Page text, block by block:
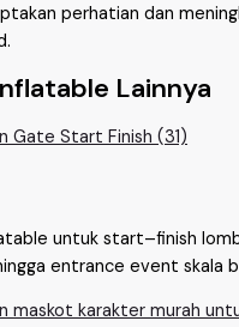
perhatian dan
Lainnya
untuk start–finish
entrance event skala